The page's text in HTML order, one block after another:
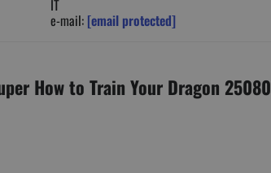
IT
e-mail: [email protected]
How to Train Your Dragon 25080